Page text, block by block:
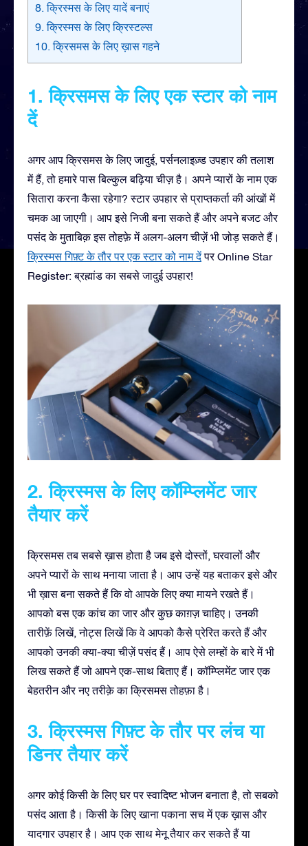
8. क्रिस्मस के लिए यादें बनाएं
9. क्रिस्मस के लिए क्रिस्टल्स
10. क्रिसमस के लिए ख़ास गहने
1. क्रिसमस के लिए एक स्टार को नाम
दें
अगर आप क्रिसमस के लिए जादुई, पर्सनलाइज़्ड उपहार की तलाश
में हैं, तो हमारे पास बिल्कुल बढ़िया चीज़ है। अपने प्यारों के नाम एक
सितारा करना कैसा रहेगा? स्टार उपहार से प्राप्तकर्ता की आंखों में
चमक आ जाएगी। आप इसे निजी बना सकते हैं और अपने बजट और
पसंद के मुताबिक़ इस तोहफ़े में अलग-अलग चीज़ें भी जोड़ सकते हैं।
क्रिस्मस गिफ़्ट के तौर पर एक स्टार को नाम देंपर Online Star
Register: ब्रह्मांड का सबसे जादुई उपहार!
2. क्रिस्मस के लिए कॉम्प्लिमेंट जार
तैयार करें
क्रिसमस तब सबसे ख़ास होता है जब इसे दोस्तों, घरवालों और
अपने प्यारों के साथ मनाया जाता है। आप उन्हें यह बताकर इसे और
भी ख़ास बना सकते हैं कि वो आपके लिए क्या मायने रखते हैं।
आपको बस एक कांच का जार और कुछ काग़ज़ चाहिए। उनकी
तारीफ़ें लिखें, नोट्स लिखें कि वे आपको कैसे प्रेरित करते हैं और
आपको उनकी क्या-क्या चीज़ें पसंद हैं। आप ऐसे लम्हों के बारे में भी
लिख सकते हैं जो आपने एक-साथ बिताए हैं। कॉम्प्लिमेंट जार एक
बेहतरीन और नए तरीक़े का क्रिसमस तोहफ़ा है।
3. क्रिस्मस गिफ़्ट के तौर पर लंच या
डिनर तैयार करें
अगर कोई किसी के लिए घर पर स्वादिष्ट भोजन बनाता है, तो सबको
पसंद आता है। किसी के लिए खाना पकाना सच में एक ख़ास और
यादगार उपहार है। आप एक साथ मेनू तैयार कर सकते हैं या